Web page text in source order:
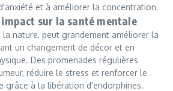
et à améliorer la concentration.
sur la santé mentale
la nature, peut grandement améliorer la
un changement de décor et en
Des promenades régulières
réduire le stress et renforcer le
grâce à la libération d'endorphines.